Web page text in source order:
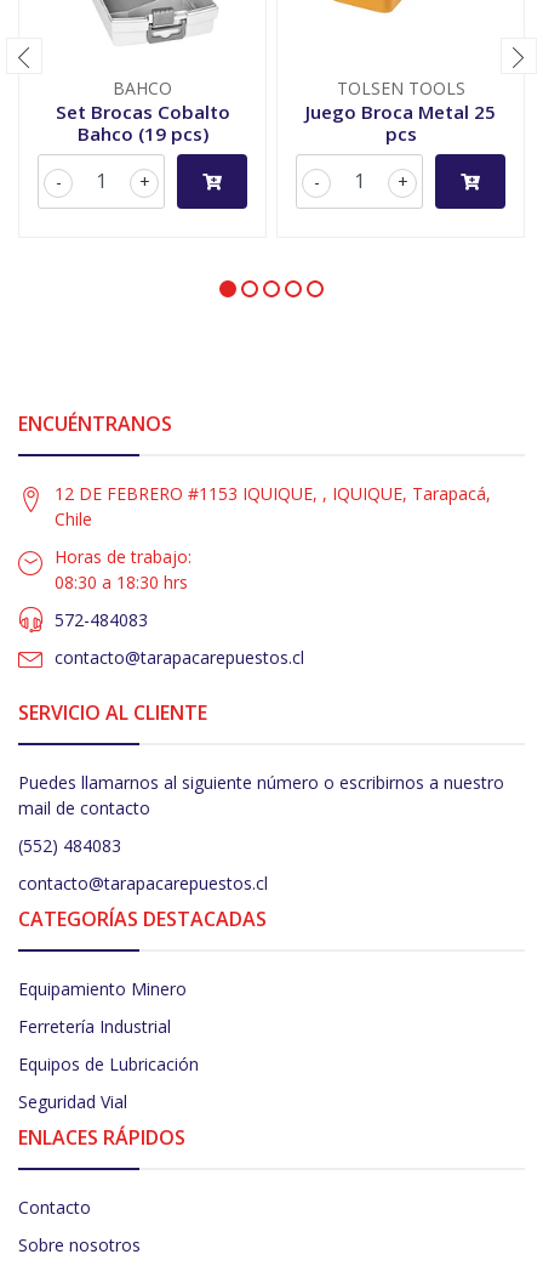
BAHCO
Set Brocas Cobalto
Bahco (19 pcs)
+
-
TOLSEN TOOLS
Juego Broca Metal 25
pcs
+
-
ENCUÉNTRANOS
12 DE FEBRERO #1153 IQUIQUE, , IQUIQUE, Tarapacá,
Chile
Horas de trabajo:
08:30 a 18:30 hrs
572-484083
contacto@tarapacarepuestos.cl
SERVICIO AL CLIENTE
Puedes llamarnos al siguiente número o escribirnos a nuestro
mail de contacto
(552) 484083
contacto@tarapacarepuestos.cl
CATEGORÍAS DESTACADAS
Equipamiento Minero
Ferretería Industrial
Equipos de Lubricación
Seguridad Vial
ENLACES RÁPIDOS
Contacto
Sobre nosotros